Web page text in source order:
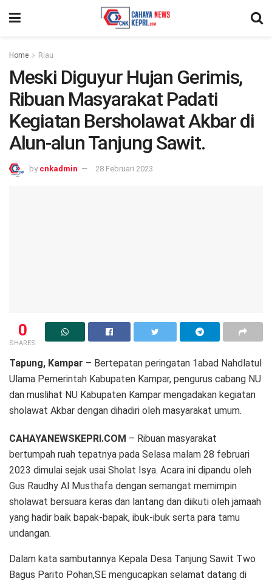
Home Riau
Meski Diguyur Hujan Gerimis,
Ribuan Masyarakat Padati
Kegiatan Bersholawat Akbar di
Alun-alun Tanjung Sawit.
by cnkadmin 28 Februari 2023
0
SHARES
Tapung, Kampar – Bertepatan peringatan 1abad Nahdlatul
Ulama Pemerintah Kabupaten Kampar, pengurus cabang NU
dan muslihat NU Kabupaten Kampar mengadakan kegiatan
sholawat Akbar dengan dihadiri oleh masyarakat umum.
CAHAYANEWSKEPRI.COM – Ribuan masyarakat
bertumpah ruah tepatnya pada Selasa malam 28 februari
2023 dimulai sejak usai Sholat Isya. Acara ini dipandu oleh
Gus Raudhy Al Musthafa dengan semangat memimpin
sholawat bersuara keras dan lantang dan diikuti oleh jamaah
yang hadir baik bapak-bapak, ibuk-ibuk serta para tamu
undangan.
Dalam kata sambutannya Kepala Desa Tanjung Sawit Two
Bagus Parito Pohan,SE mengucapkan selamat datang di